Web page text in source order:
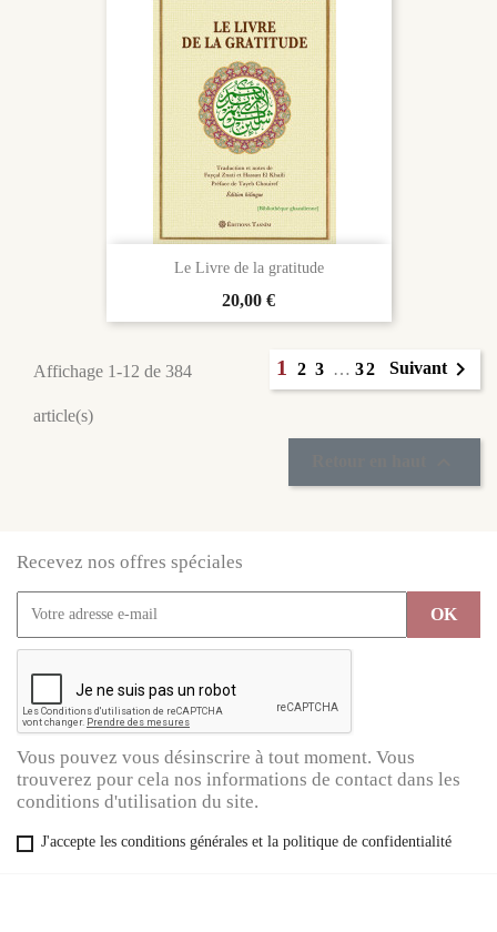
Le Livre de la gratitude
Prix
20,00 €
Affichage 1-12 de 384
article(s)
1 2 3 … 32 Suivant
Recevez nos offres spéciales
Vous pouvez vous désinscrire à tout moment. Vous
trouverez pour cela nos informations de contact dans les
conditions d'utilisation du site.
J'accepte les conditions générales et la politique de confidentialité